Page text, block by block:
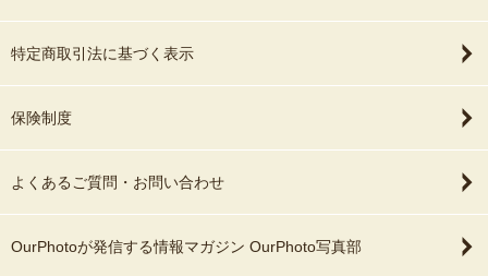
特定商取引法に基づく表示
保険制度
よくあるご質問・お問い合わせ
OurPhotoが発信する情報マガジン OurPhoto写真部